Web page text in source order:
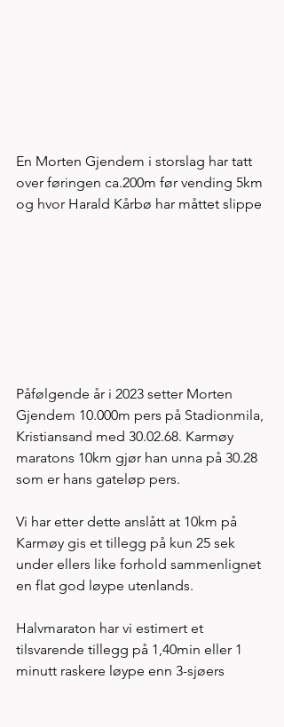
En Morten Gjendem i storslag har tatt
over føringen ca.200m før vending 5km
og hvor Harald Kårbø har måttet slippe
Påfølgende år i 2023 setter Morten
Gjendem 10.000m pers på Stadionmila,
Kristiansand med 30.02.68. Karmøy
maratons 10km gjør han unna på 30.28
som er hans gateløp pers.
Vi har etter dette anslått at 10km på
Karmøy gis et tillegg på kun 25 sek
under ellers like forhold sammenlignet
en flat god løype utenlands.
Halvmaraton har vi estimert et
tilsvarende tillegg på 1,40min eller 1
minutt raskere løype enn 3-sjøers